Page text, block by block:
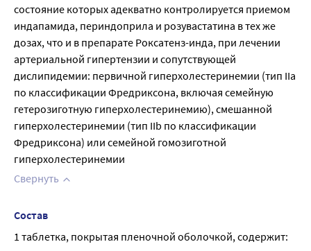
состояние которых адекватно контролируется приемом
индапамида, периндоприла и розувастатина в тех же
дозах, что и в препарате Роксатенз-инда, при лечении
артериальной гипертензии и сопутствующей
дислипидемии: первичной гиперхолестеринемии (тип IIа
по классификации Фредриксона, включая семейную
гетерозиготную гиперхолестеринемию), смешанной
гиперхолестеринемии (тип IIb по классификации
Фредриксона) или семейной гомозиготной
гиперхолестеринемии
Свернуть
Состав
1 таблетка, покрытая пленочной оболочкой, содержит: